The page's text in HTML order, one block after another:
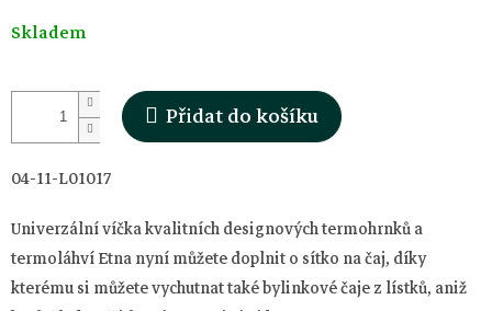
Měrná
cena:
Skladem
Přidat do košíku
04-11-L01017
Univerzální víčka kvalitních designových termohrnků a
termoláhví Etna nyní můžete doplnit o sítko na čaj, díky
kterému si můžete vychutnat také bylinkové čaje z lístků, aniž